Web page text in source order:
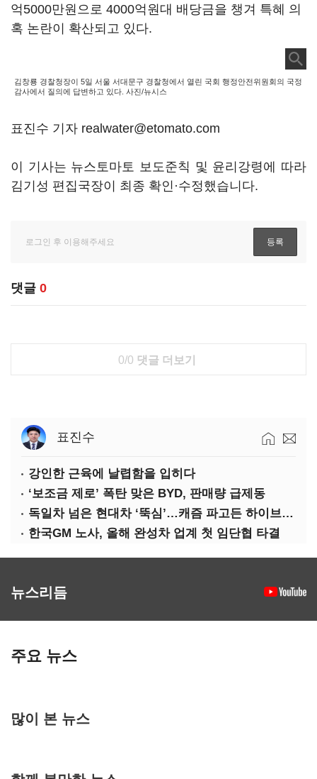
억5000만원으로 4000억원대 배당금을 챙겨 특혜 의
혹 논란이 확산되고 있다.
김창룡 경찰청장이 5일 서울 서대문구 경찰청에서 열린 국회 행정안전위원회의 국정
감사에서 질의에 답변하고 있다. 사진/뉴시스
표진수 기자 realwater@etomato.com
이 기사는 뉴스토마토 보도준칙 및 윤리강령에 따라
김기성 편집국장이 최종 확인·수정했습니다.
댓글 0
0/0 댓글 더보기
표진수
강인한 근육에 날렵함을 입히다
‘보조금 제로’ 폭탄 맞은 BYD, 판매량 급제동
독일차 넘은 현대차 ‘뚝심’…캐즘 파고든 하이브리드 역전극
한국GM 노사, 올해 완성차 업계 첫 임단협 타결
뉴스리듬
주요 뉴스
많이 본 뉴스